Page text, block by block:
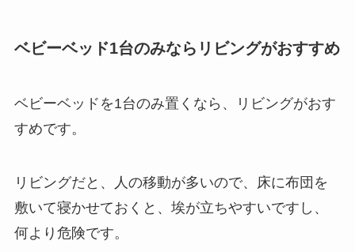
ベビーベッド1台のみならリビングがおすすめ
ベビーベッドを1台のみ置くなら、リビングがおす
すめです。
リビングだと、人の移動が多いので、床に布団を
敷いて寝かせておくと、埃が立ちやすいですし、
何より危険です。